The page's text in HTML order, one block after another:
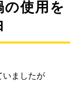
使用を
いましたが